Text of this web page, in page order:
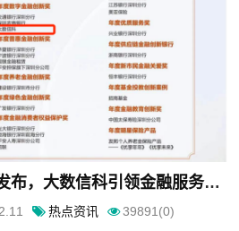
第十八届金融风云榜发布，大数信科引领金融服务新质生产力
热点资讯
39891(0)